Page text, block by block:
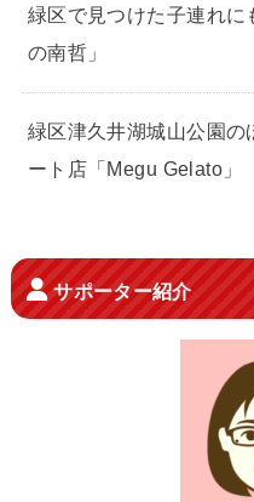
緑区で見つけた子連れに
の南哲」
緑区津久井湖城山公園の
ート店「Megu Gelato」
サポーター紹介